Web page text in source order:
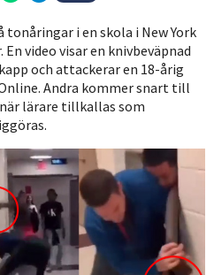
i en skola i New York
video visar en knivbeväpnad
och attackerar en 18-årig
Andra kommer snart till
lärare tillkallas som